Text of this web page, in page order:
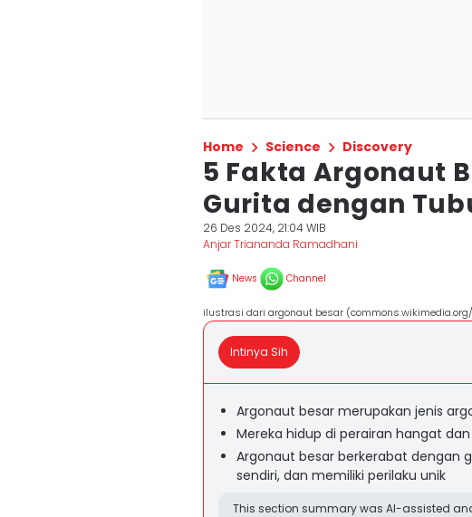
Home Science Discovery
5 Fakta Argonaut
Gurita dengan
26 Des 2024, 21:04 WIB
Anjar Triananda Ramadhani
News Channel
ilustrasi dari argonaut besar
Intinya Sih
Argonaut besar merupakan jenis
Mereka hidup di perairan hangat
Argonaut besar berkerabat dengan
sendiri, dan memiliki perilaku unik
This section summary was AI-assisted